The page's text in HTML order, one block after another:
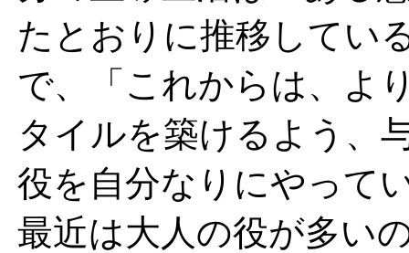
たとおりに推移してい
で、「これからは、よ
タイルを築けるよう、
役を自分なりにやって
最近は大人の役が多い